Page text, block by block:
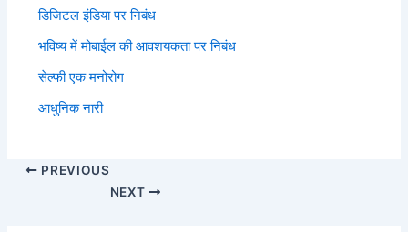
डिजिटल इंडिया पर निबंध
भविष्य में मोबाईल की आवशयकता पर निबंध
सेल्फी एक मनोरोग
आधुनिक नारी
PREVIOUS
NEXT